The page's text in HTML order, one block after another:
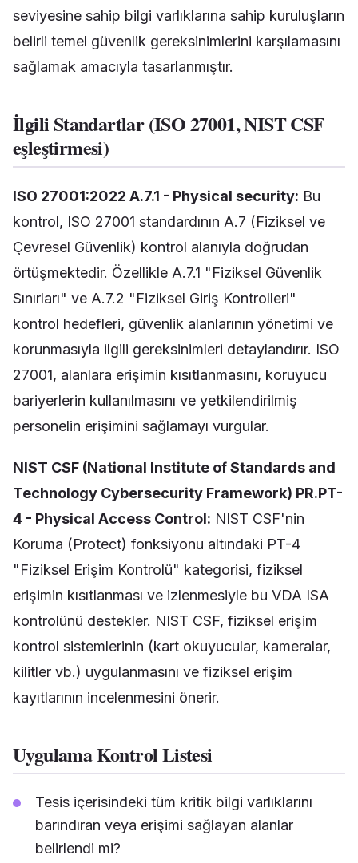
seviyesine sahip bilgi varlıklarına sahip kuruluşların
belirli temel güvenlik gereksinimlerini karşılamasını
sağlamak amacıyla tasarlanmıştır.
İlgili Standartlar (ISO 27001, NIST CSF
eşleştirmesi)
ISO 27001:2022 A.7.1 - Physical security: Bu
kontrol, ISO 27001 standardının A.7 (Fiziksel ve
Çevresel Güvenlik) kontrol alanıyla doğrudan
örtüşmektedir. Özellikle A.7.1 "Fiziksel Güvenlik
Sınırları" ve A.7.2 "Fiziksel Giriş Kontrolleri"
kontrol hedefleri, güvenlik alanlarının yönetimi ve
korunmasıyla ilgili gereksinimleri detaylandırır. ISO
27001, alanlara erişimin kısıtlanmasını, koruyucu
bariyerlerin kullanılmasını ve yetkilendirilmiş
personelin erişimini sağlamayı vurgular.
NIST CSF (National Institute of Standards and
Technology Cybersecurity Framework) PR.PT-
4 - Physical Access Control: NIST CSF'nin
Koruma (Protect) fonksiyonu altındaki PT-4
"Fiziksel Erişim Kontrolü" kategorisi, fiziksel
erişimin kısıtlanması ve izlenmesiyle bu VDA ISA
kontrolünü destekler. NIST CSF, fiziksel erişim
kontrol sistemlerinin (kart okuyucular, kameralar,
kilitler vb.) uygulanmasını ve fiziksel erişim
kayıtlarının incelenmesini önerir.
Uygulama Kontrol Listesi
Tesis içerisindeki tüm kritik bilgi varlıklarını
barındıran veya erişimi sağlayan alanlar
belirlendi mi?